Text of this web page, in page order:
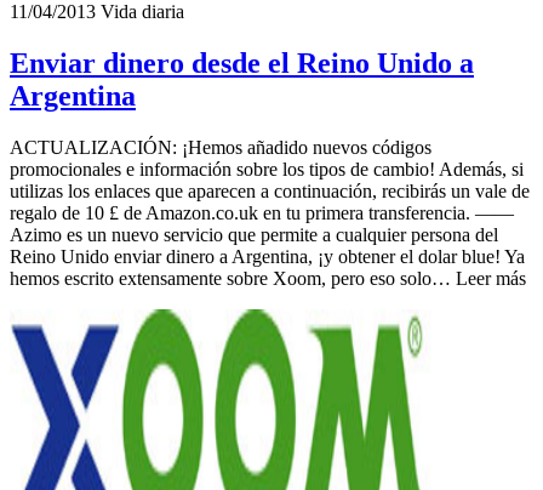
11/04/2013 Vida diaria
Enviar dinero desde el Reino Unido a
Argentina
ACTUALIZACIÓN: ¡Hemos añadido nuevos códigos
promocionales e información sobre los tipos de cambio! Además, si
utilizas los enlaces que aparecen a continuación, recibirás un vale de
regalo de 10 £ de Amazon.co.uk en tu primera transferencia. ——
Azimo es un nuevo servicio que permite a cualquier persona del
Reino Unido enviar dinero a Argentina, ¡y obtener el dolar blue! Ya
hemos escrito extensamente sobre Xoom, pero eso solo… Leer más